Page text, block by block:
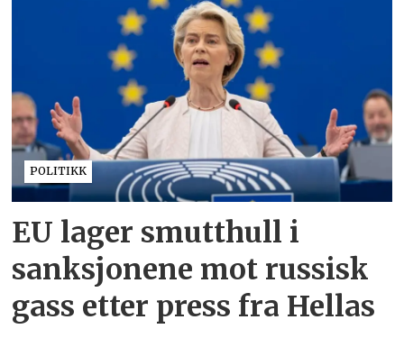
POLITIKK
EU lager smutthull i
sanksjonene mot russisk
gass etter press fra Hellas